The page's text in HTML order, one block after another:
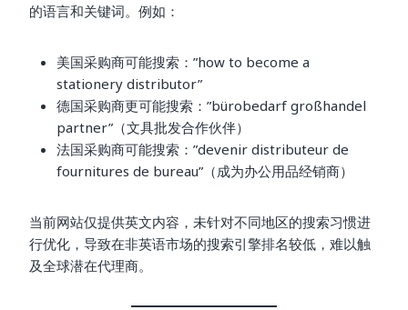
的语言和关键词。例如：
美国采购商可能搜索：”how to become a
stationery distributor”
德国采购商更可能搜索：”bürobedarf großhandel
partner”（文具批发合作伙伴）
法国采购商可能搜索：”devenir distributeur de
fournitures de bureau”（成为办公用品经销商）
当前网站仅提供英文内容，未针对不同地区的搜索习惯进
行优化，导致在非英语市场的搜索引擎排名较低，难以触
及全球潜在代理商。